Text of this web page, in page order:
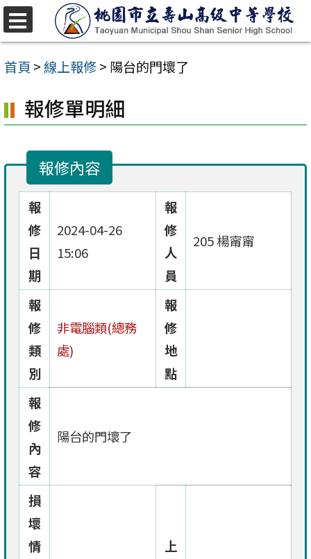
跳
至
主
內
容
首頁 >線上報修> 陽台的門壞了
報修單明細
報修內容
報
修
日
期
2024-04-26
15:06
報
修
人
員
205 楊甯甯
報
修
類
別
非電腦類(總務
處)
報
修
地
點
報
修
內
容
陽台的門壞了
損
壞
情
上
選
單